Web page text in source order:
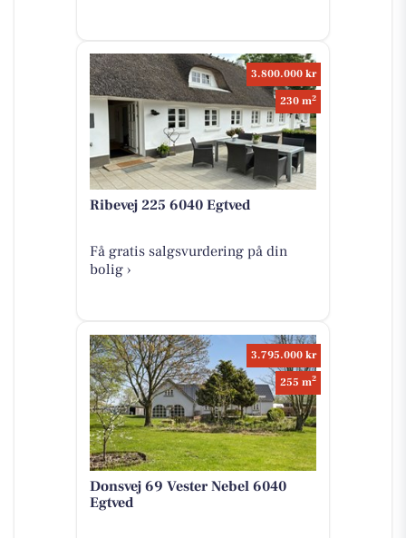
3.800.000 kr
230 m2
Ribevej 225 6040 Egtved
Få gratis salgsvurdering på din
bolig ›
3.795.000 kr
255 m2
Donsvej 69 Vester Nebel 6040
Egtved